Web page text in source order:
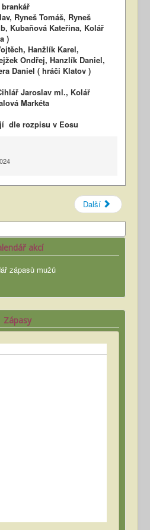
Tomáš, Ryneš
Kubaňová Kateřina, Kolář
)
Hanžlík Karel,
Ondřej, Hanzlík Daniel,
Daniel ( hráči Klatov )
Jaroslav ml., Kolář
Markéta
dle rozpisu v Eosu
Další
akcí
zápasů mužů
Zápasy